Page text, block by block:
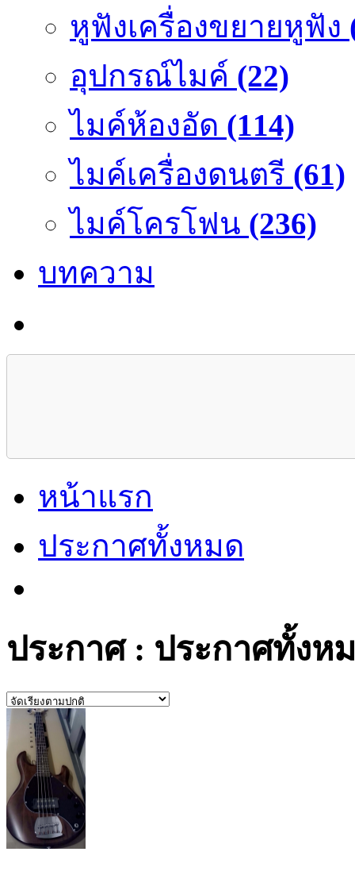
หูฟังเครื่องขยายหูฟัง
อุปกรณ์ไมค์ (22)
ไมค์ห้องอัด (114)
ไมค์เครื่องดนตรี (61)
ไมค์โครโฟน (236)
บทความ
หน้าแรก
ประกาศทั้งหมด
ประกาศ : ประกาศทั้งห